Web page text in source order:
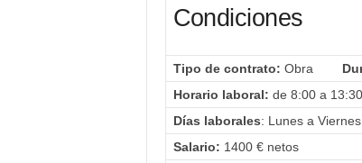
Condiciones
Tipo de contrato: Obra
Horario laboral: de 8:00 a
Días laborales: Lunes a Viernes
Salario: 1400 € netos